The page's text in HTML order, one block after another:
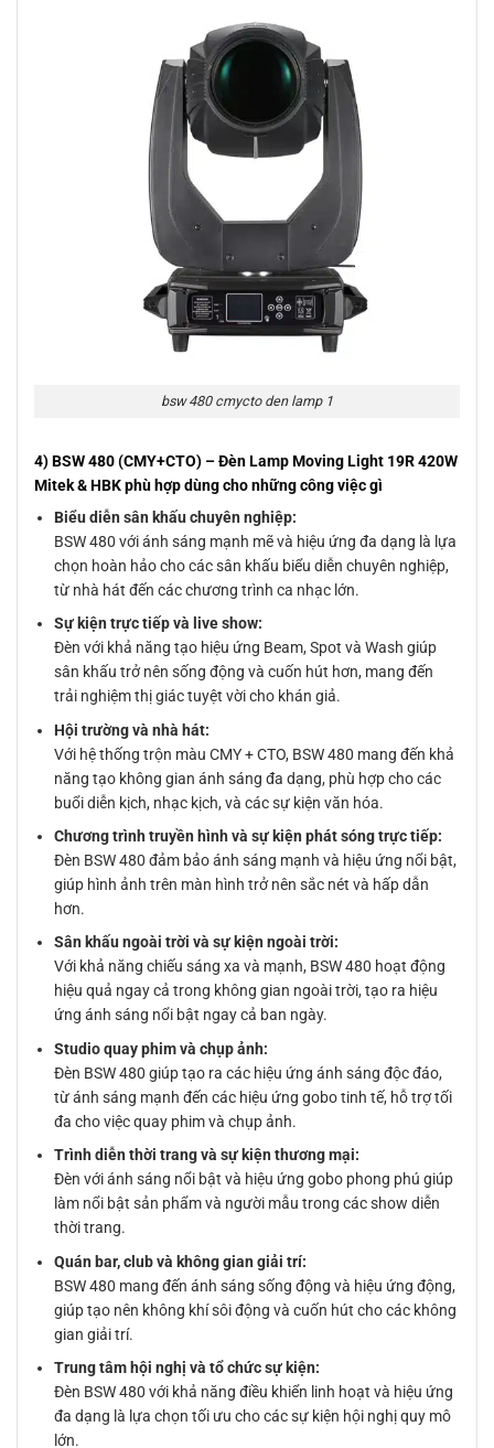
bsw 480 cmycto den lamp 1
4) BSW 480 (CMY+CTO) – Đèn Lamp Moving Light 19R 420W
Mitek & HBK phù hợp dùng cho những công việc gì
Biểu diễn sân khấu chuyên nghiệp:
BSW 480 với ánh sáng mạnh mẽ và hiệu ứng đa dạng là lựa
chọn hoàn hảo cho các sân khấu biểu diễn chuyên nghiệp,
từ nhà hát đến các chương trình ca nhạc lớn.
Sự kiện trực tiếp và live show:
Đèn với khả năng tạo hiệu ứng Beam, Spot và Wash giúp
sân khấu trở nên sống động và cuốn hút hơn, mang đến
trải nghiệm thị giác tuyệt vời cho khán giả.
Hội trường và nhà hát:
Với hệ thống trộn màu CMY + CTO, BSW 480 mang đến khả
năng tạo không gian ánh sáng đa dạng, phù hợp cho các
buổi diễn kịch, nhạc kịch, và các sự kiện văn hóa.
Chương trình truyền hình và sự kiện phát sóng trực tiếp:
Đèn BSW 480 đảm bảo ánh sáng mạnh và hiệu ứng nổi bật,
giúp hình ảnh trên màn hình trở nên sắc nét và hấp dẫn
hơn.
Sân khấu ngoài trời và sự kiện ngoài trời:
Với khả năng chiếu sáng xa và mạnh, BSW 480 hoạt động
hiệu quả ngay cả trong không gian ngoài trời, tạo ra hiệu
ứng ánh sáng nổi bật ngay cả ban ngày.
Studio quay phim và chụp ảnh:
Đèn BSW 480 giúp tạo ra các hiệu ứng ánh sáng độc đáo,
từ ánh sáng mạnh đến các hiệu ứng gobo tinh tế, hỗ trợ tối
đa cho việc quay phim và chụp ảnh.
Trình diễn thời trang và sự kiện thương mại:
Đèn với ánh sáng nổi bật và hiệu ứng gobo phong phú giúp
làm nổi bật sản phẩm và người mẫu trong các show diễn
thời trang.
Quán bar, club và không gian giải trí:
BSW 480 mang đến ánh sáng sống động và hiệu ứng động,
giúp tạo nên không khí sôi động và cuốn hút cho các không
gian giải trí.
Trung tâm hội nghị và tổ chức sự kiện:
Đèn BSW 480 với khả năng điều khiển linh hoạt và hiệu ứng
đa dạng là lựa chọn tối ưu cho các sự kiện hội nghị quy mô
lớn.